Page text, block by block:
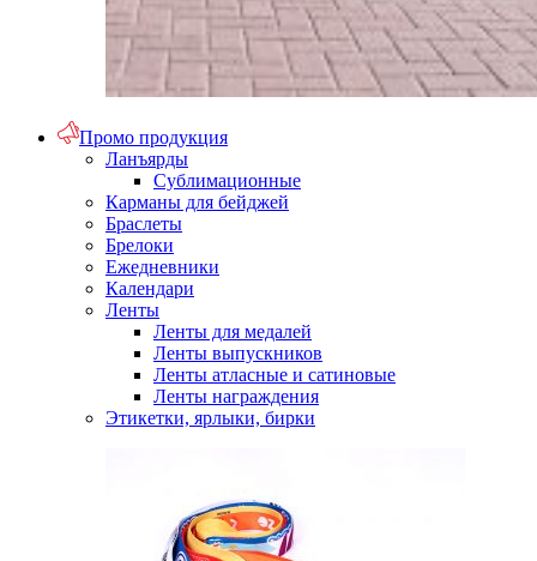
Промо продукция
Ланъярды
Сублимационные
Карманы для бейджей
Браслеты
Брелоки
Ежедневники
Календари
Ленты
Ленты для медалей
Ленты выпускников
Ленты атласные и сатиновые
Ленты награждения
Этикетки, ярлыки, бирки